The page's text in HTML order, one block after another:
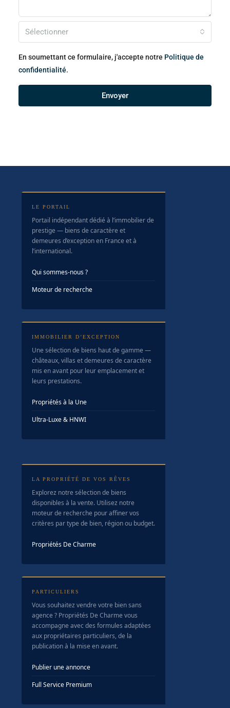
Sélectionner
En soumettant ce formulaire, j'accepte notre Politique de
confidentialité.
Envoyer
LE PORTAIL
Portail indépendant dédié à l’immobilier de
prestige — biens de caractère et
demeures d’exception en France et à
l’international.
Qui sommes-nous ?
Moteur de recherche
IMMOBILIER D’EXCEPTION
Une sélection de biens haut de gamme —
châteaux, villas et demeures de caractère
mis en avant pour leur emplacement et
leurs prestations.
Propriétés à la Une
Ultra-Luxe & HNWI
LA PROPRIÉTÉ DE VOS RÊVES
Explorez notre sélection de biens
disponibles à la vente. Utilisez notre
moteur de recherche pour affiner vos
critères par type de bien, région ou budget.
Propriétés De Charme
PARTICULIERS
Vous souhaitez vendre votre bien sans
agence ? Propriétés De Charme vous
accompagne avec des formules adaptées
aux propriétaires particuliers, de la
publication à la mise en avant.
Publier une annonce
Full Service Premium